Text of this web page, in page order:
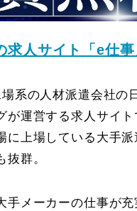
求人サイト「e仕事
場系の人材派遣会社の
が運営する求人サイト
に上場している大手派
抜群。
手メーカーの仕事が充